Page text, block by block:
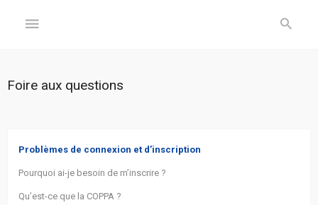
Connexion
Foire aux questions
Problèmes de connexion et d’inscription
Pourquoi ai-je besoin de m’inscrire ?
Qu’est-ce que la COPPA ?